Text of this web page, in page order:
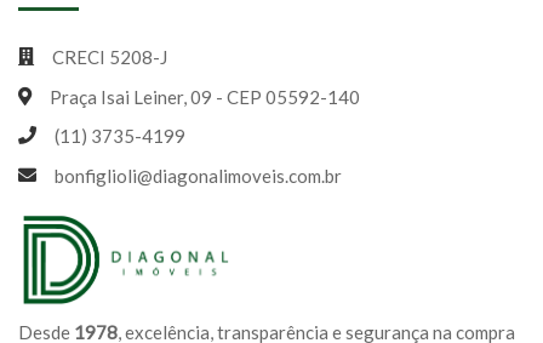
Desde 1978, excelência, transparência e segurança na compra
CRECI 5208-J
Praça Isai Leiner, 09 - CEP 05592-140
(11) 3735-4199
bonfiglioli@diagonalimoveis.com.br